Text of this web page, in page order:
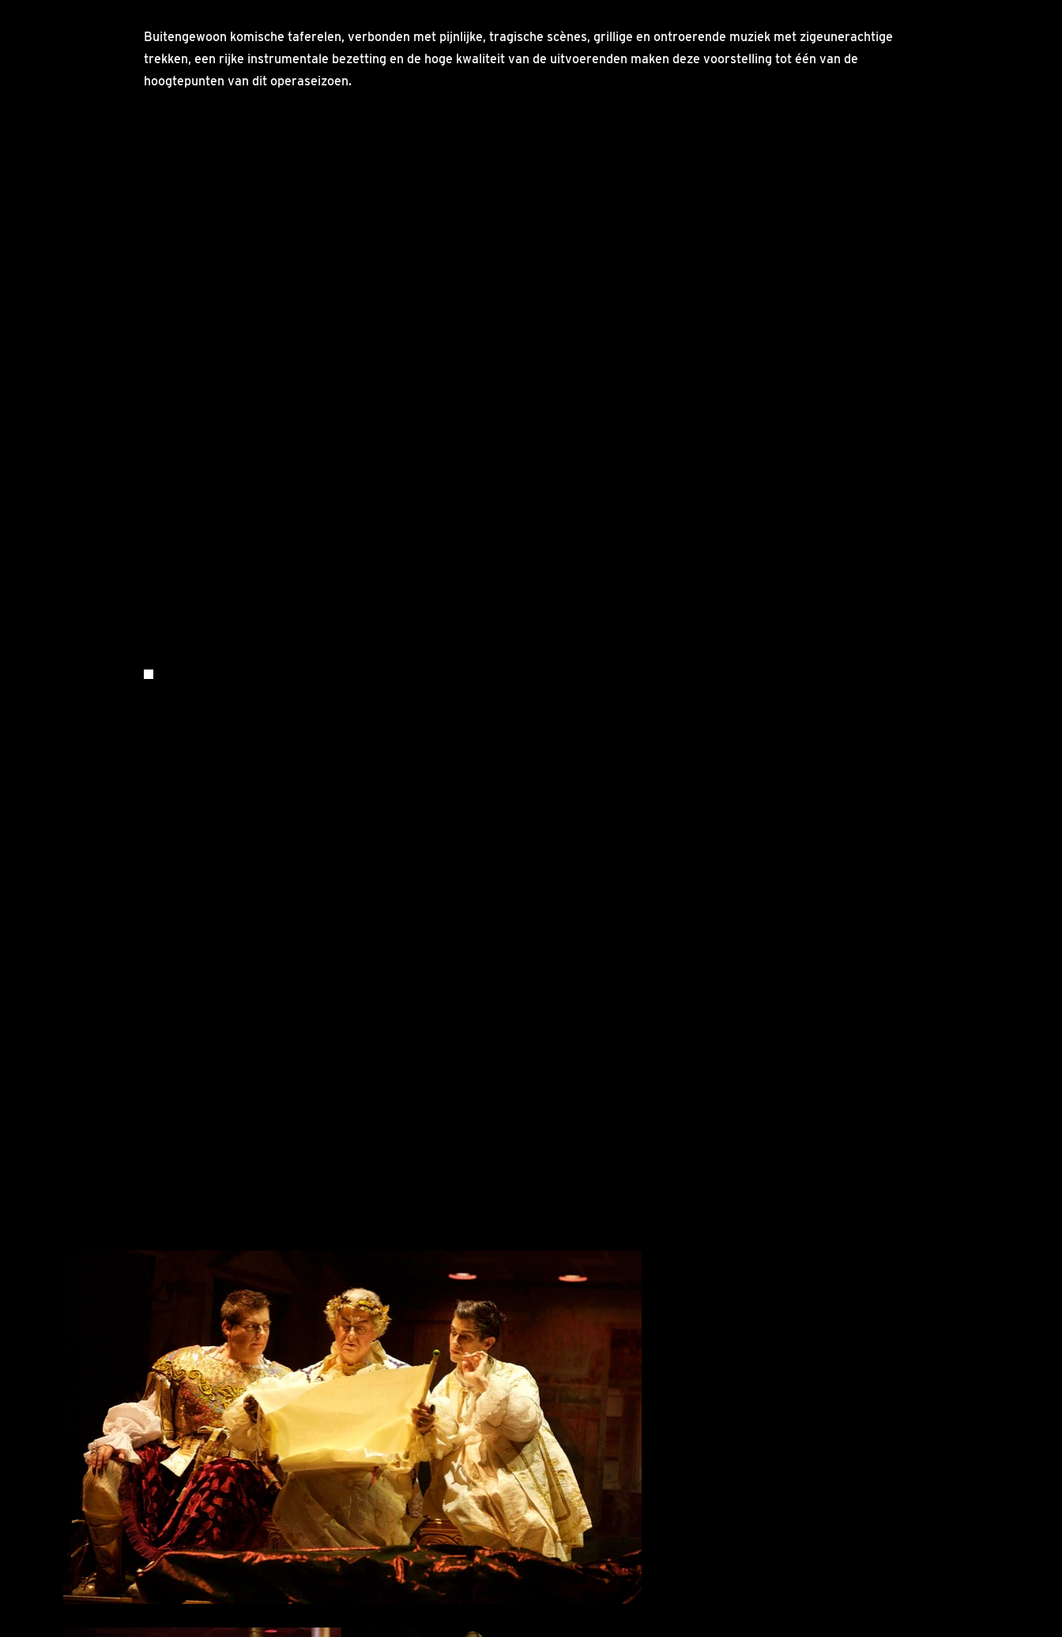
Buitengewoon komische taferelen, verbonden met pijnlijke, tragische scènes, grillige en ontroerende muziek met zigeunerachtige
trekken, een rijke instrumentale bezetting en de hoge kwaliteit van de uitvoerenden maken deze voorstelling tot één van de
hoogtepunten van dit operaseizoen.